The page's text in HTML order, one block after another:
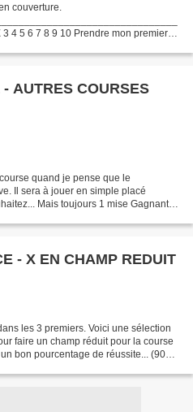
couverture.
3 4 5 6 7 8 9 10 Prendre mon premier
AUTRES COURSES
quand je pense que le
Il sera à jouer en simple placé
Mais toujours 1 mise Gagnante
- X EN CHAMP REDUIT
les 3 premiers. Voici une sélection
faire un champ réduit pour la course
bon pourcentage de réussite... (90%